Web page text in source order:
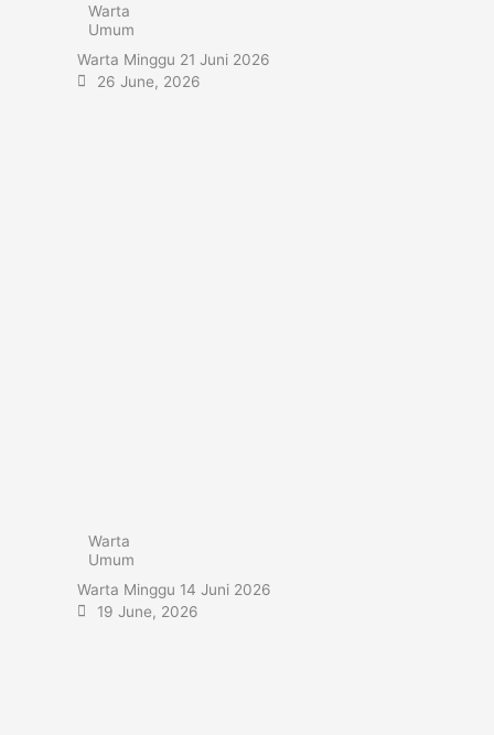
Warta
Umum
Warta Minggu 21 Juni 2026
26 June, 2026
Warta
Umum
Warta Minggu 14 Juni 2026
19 June, 2026